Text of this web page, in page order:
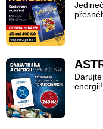
energii!